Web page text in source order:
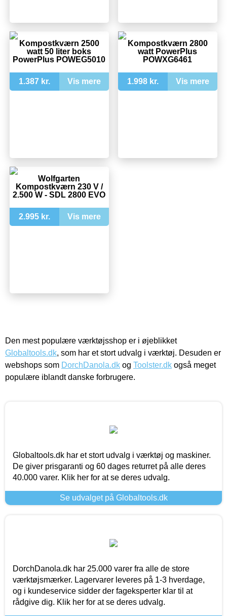
Kompostkværn 2500
watt 50 liter boks
PowerPlus POWEG5010
1.387 kr. Vis mere
Kompostkværn 2800
watt PowerPlus
POWXG6461
1.998 kr. Vis mere
Wolfgarten
Kompostkværn 230 V /
2.500 W - SDL 2800 EVO
2.995 kr. Vis mere
Den mest populære værktøjsshop er i øjeblikket
Globaltools.dk, som har et stort udvalg i værktøj. Desuden er
webshops som DorchDanola.dk og Toolster.dk også meget
populære iblandt danske forbrugere.
Globaltools.dk har et stort udvalg i værktøj og maskiner.
De giver prisgaranti og 60 dages returret på alle deres
40.000 varer. Klik her for at se deres udvalg.
Se udvalget på Globaltools.dk
DorchDanola.dk har 25.000 varer fra alle de store
værktøjsmærker. Lagervarer leveres på 1-3 hverdage,
og i kundeservice sidder der fageksperter klar til at
rådgive dig. Klik her for at se deres udvalg.